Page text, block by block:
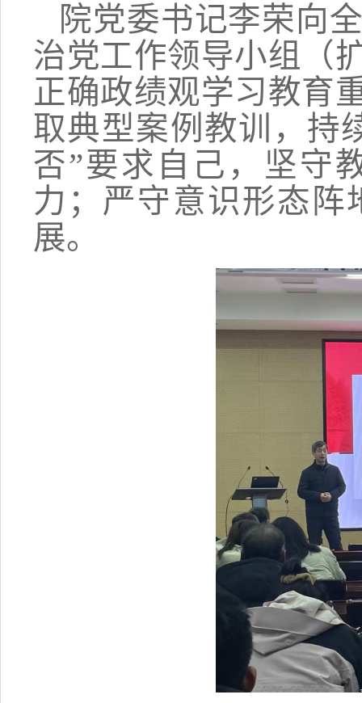
院党委书记李荣向
治党工作领导小组（
正确政绩观学习教育
取典型案例教训，持
否”要求自己，坚守
力；严守意识形态
展。